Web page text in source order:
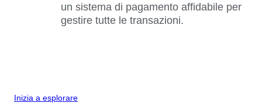
un sistema di pagamento affidabile per
gestire tutte le transazioni.
Inizia a esplorare